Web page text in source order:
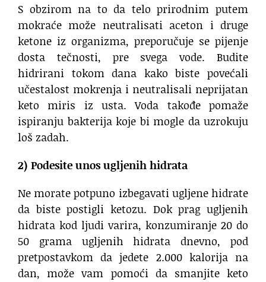
S obzirom na to da telo prirodnim putem
mokraće može neutralisati aceton i druge
ketone iz organizma, preporučuje se pijenje
dosta tečnosti, pre svega vode. Budite
hidrirani tokom dana kako biste povećali
učestalost mokrenja i neutralisali neprijatan
keto miris iz usta. Voda takođe pomaže
ispiranju bakterija koje bi mogle da uzrokuju
loš zadah.
2) Podesite unos ugljenih hidrata
Ne morate potpuno izbegavati ugljene hidrate
da biste postigli ketozu. Dok prag ugljenih
hidrata kod ljudi varira, konzumiranje 20 do
50 grama ugljenih hidrata dnevno, pod
pretpostavkom da jedete 2.000 kalorija na
dan, može vam pomoći da smanjite keto